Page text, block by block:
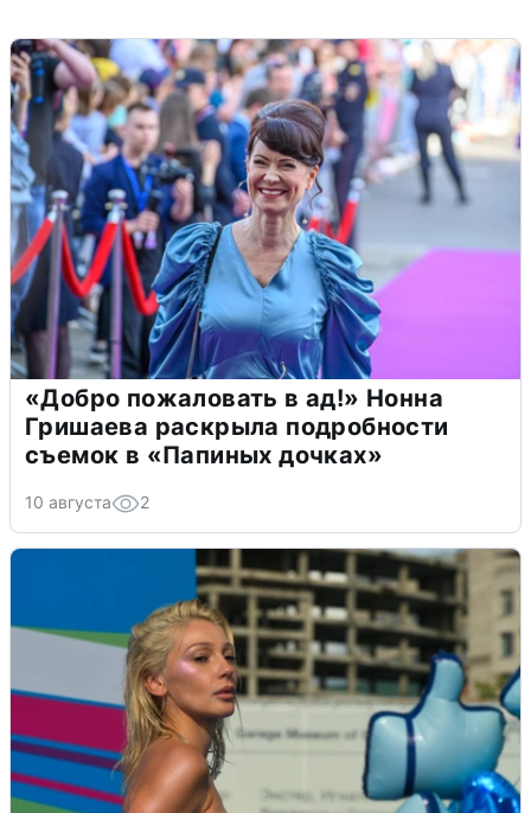
«Добро пожаловать в ад!» Нонна
Гришаева раскрыла подробности
съемок в «Папиных дочках»
10 августа 2